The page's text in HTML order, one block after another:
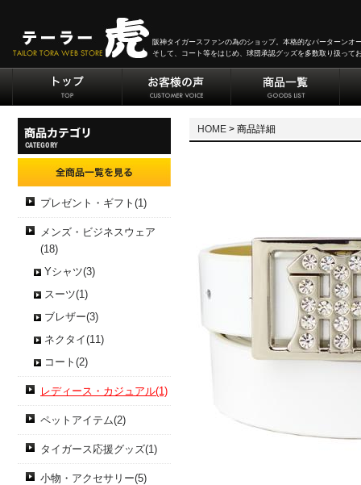
阪神タイガースファンの為のショップ。本格的なパーターンオ
そして、コート等をはじめ、球団承認グッズを多数取り扱って
プレゼント・ギフト(1)
メンズ・ビジネスウェア
(18)
Yシャツ(3)
スーツ(1)
ブレザー(3)
ネクタイ(11)
コート(2)
レディース・カジュアル(1)
ペットアイテム(2)
タイガース応援グッズ(1)
小物・アクセサリー(5)
HOME > 商品詳細